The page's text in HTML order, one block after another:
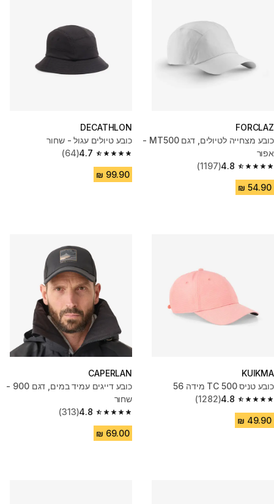
FORCLAZ
כובע מצחייה לטיולים, דגם MT500 -
אפור
4.8
4.8 out of 5 stars from 1197 reviews
(1197)
DECATHLON
כובע טיולים עגול - שחור
4.7
4.7 out of 5 stars from 64 reviews
(64)
KUIKMA
כובע טניס TC 500 מידה 56
4.8
4.8 out of 5 stars from 1282 reviews
(1282)
CAPERLAN
כובע דייגים עמיד במים, דגם 900 -
שחור
4.8
4.8 out of 5 stars from 313 reviews
(313)